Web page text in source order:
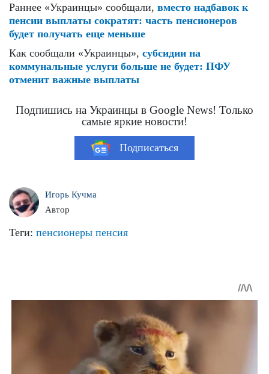
Раннее «Украинцы» сообщали, вместо надбавок к
пенсии выплаты сократят: часть пенсионеров
будет получать еще меньше
Как сообщали «Украинцы», субсидии на
коммунальные услуги больше не будет: ПФУ
отменит важные выплаты
Подпишись на Украинцы в Google News! Только
самые яркие новости!
Подписаться
Игорь Кучма
Автор
Теги: пенсионеры пенсия